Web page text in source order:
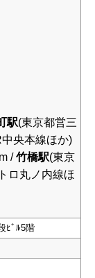
駅(東京都営三
中央本線ほか)
/竹橋駅(東京
ロ丸ノ内線ほ
ﾋﾞﾙ5階